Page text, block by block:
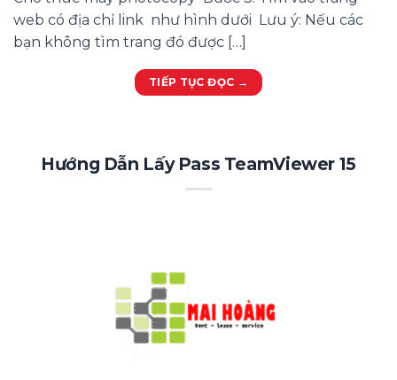
web có địa chỉ link như hình dưới Lưu ý: Nếu các
bạn không tìm trang đó được […]
TIẾP TỤC ĐỌC →
Hướng Dẫn Lấy Pass TeamViewer 15